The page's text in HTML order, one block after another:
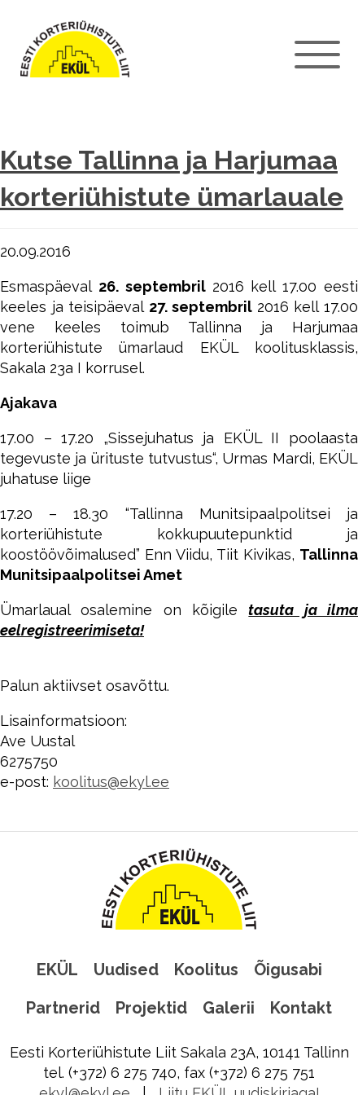
Kutse Tallinna ja Harjumaa
korteriühistute ümarlauale
20.09.2016
Esmaspäeval 26. septembril 2016 kell 17.00 eesti
keeles ja teisipäeval 27. septembril 2016 kell 17.00
vene keeles toimub Tallinna ja Harjumaa
korteriühistute ümarlaud EKÜL koolitusklassis,
Sakala 23a I korrusel.
Ajakava
17.00 – 17.20 „Sissejuhatus ja EKÜL II poolaasta
tegevuste ja ürituste tutvustus“, Urmas Mardi, EKÜL
juhatuse liige
17.20 – 18.30 “Tallinna Munitsipaalpolitsei ja
korteriühistute kokkupuutepunktid ja
koostöövõimalused” Enn Viidu, Tiit Kivikas, Tallinna
Munitsipaalpolitsei Amet
Ümarlaual osalemine on kõigiletasuta ja ilma
eelregistreerimiseta!
Palun aktiivset osavõttu.
Lisainformatsioon:
Ave Uustal
6275750
e-post: koolitus@ekyl.ee
EKÜL Uudised Koolitus
Õigusabi
Partnerid
Projektid Galerii Kontakt
Eesti Korteriühistute Liit Sakala 23A, 10141 Tallinn
tel. (+372) 6 275 740, fax (+372) 6 275 751